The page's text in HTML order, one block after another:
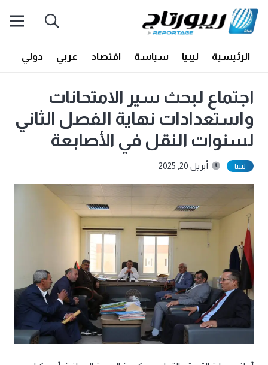
الرئيسية ليبيا سياسة اقتصاد عربي دولي
اجتماع لبحث سير الامتحانات
واستعدادات نهاية الفصل الثاني
لسنوات النقل في الأصابعة
ليبيا أبريل 20, 2025